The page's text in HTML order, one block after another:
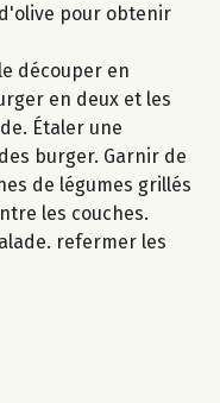
pour obtenir
découper en
en deux et les
Étaler une
burger. Garnir de
de légumes grillés
les couches.
refermer les